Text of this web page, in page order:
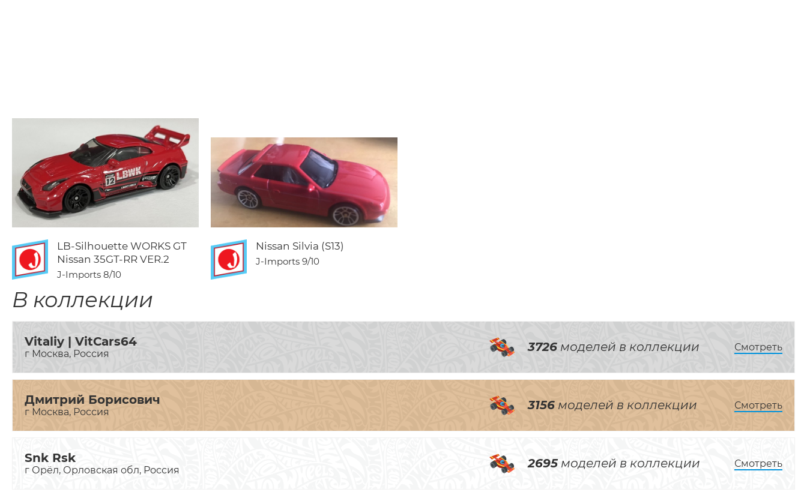
LB-Silhouette WORKS GT
Nissan 35GT-RR VER.2
J-Imports 8/10
Nissan Silvia (S13)
J-Imports 9/10
В коллекции
Vitaliy | VitCars64
г Москва, Россия 3726 моделей в коллекции Смотреть
Дмитрий Борисович
г Москва, Россия 3156 моделей в коллекции Смотреть
Snk Rsk
г Орёл, Орловская обл, Россия 2695моделей в коллекции Смотреть